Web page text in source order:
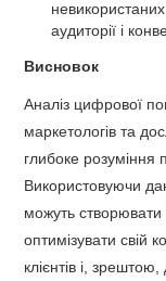
аудиторії і
Висновок
Аналіз цифрової
маркетологів та
глибоке розуміння
Використовуючи
можуть створювати
оптимізувати свій
клієнтів і,